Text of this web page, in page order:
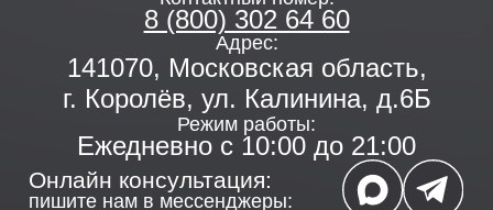
Все права защищены